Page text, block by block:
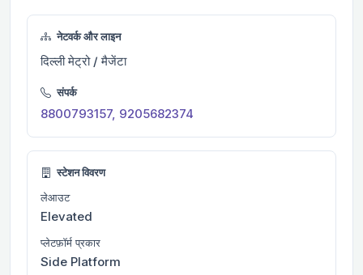
नेटवर्क और लाइन
दिल्ली मेट्रो / मैजेंटा
संपर्क
8800793157, 9205682374
स्टेशन विवरण
लेआउट
Elevated
प्लेटफ़ॉर्म प्रकार
Side Platform